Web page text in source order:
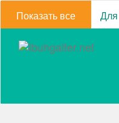
Показать все